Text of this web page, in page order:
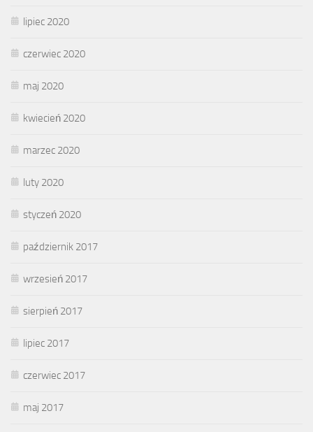
lipiec 2020
czerwiec 2020
maj 2020
kwiecień 2020
marzec 2020
luty 2020
styczeń 2020
październik 2017
wrzesień 2017
sierpień 2017
lipiec 2017
czerwiec 2017
maj 2017